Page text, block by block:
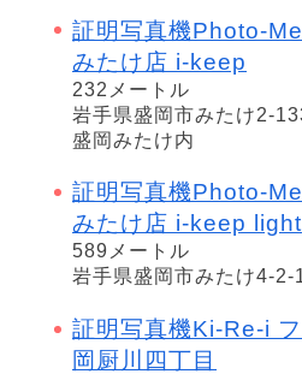
証明写真機Photo-
みたけ店 i-keep
232メートル
岩手県盛岡市みたけ2-
盛岡みたけ内
証明写真機Photo-
みたけ店 i-keep light
589メートル
岩手県盛岡市みたけ4-2-
証明写真機Ki-Re-i
岡厨川四丁目